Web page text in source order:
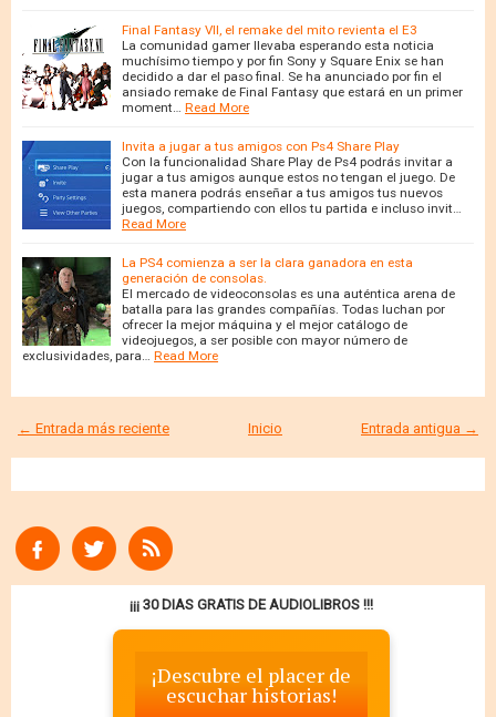
Final Fantasy VII, el remake del mito revienta el E3
La comunidad gamer llevaba esperando esta noticia
muchísimo tiempo y por fin Sony y Square Enix se han
decidido a dar el paso final. Se ha anunciado por fin el
ansiado remake de Final Fantasy que estará en un primer
moment… Read More
Invita a jugar a tus amigos con Ps4 Share Play
Con la funcionalidad Share Play de Ps4 podrás invitar a
jugar a tus amigos aunque estos no tengan el juego. De
esta manera podrás enseñar a tus amigos tus nuevos
juegos, compartiendo con ellos tu partida e incluso invit…
Read More
La PS4 comienza a ser la clara ganadora en esta
generación de consolas.
El mercado de videoconsolas es una auténtica arena de
batalla para las grandes compañías. Todas luchan por
ofrecer la mejor máquina y el mejor catálogo de
videojuegos, a ser posible con mayor número de
exclusividades, para… Read More
← Entrada más reciente Entrada antigua →
Inicio
¡¡¡ 30 DIAS GRATIS DE AUDIOLIBROS !!!
¡Descubre el placer de
escuchar historias!